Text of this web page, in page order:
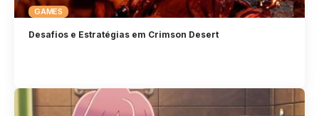
GAMES
Desafios e Estratégias em Crimson Desert